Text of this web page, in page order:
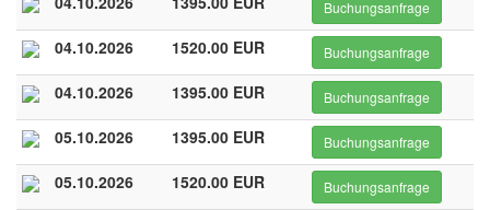
Buchungsanfrage
04.10.2026 1520.00 EUR Buchungsanfrage
04.10.2026 1395.00 EUR Buchungsanfrage
05.10.2026 1395.00 EUR Buchungsanfrage
05.10.2026 1520.00 EUR Buchungsanfrage